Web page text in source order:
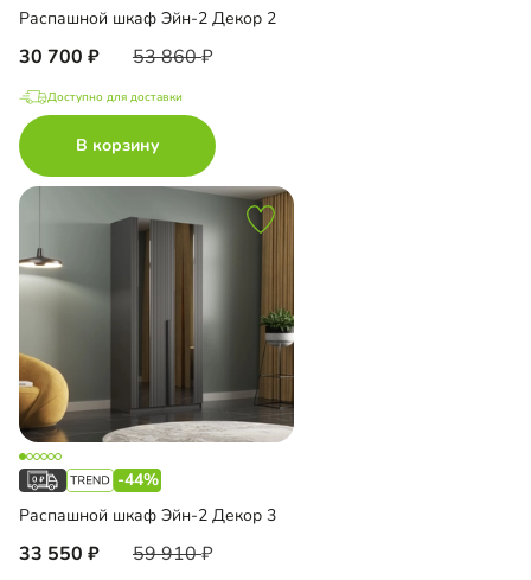
Распашной шкаф Эйн-2 Декор 2
30 700 53 860
Доступно для доставки
В корзину
-44%
Распашной шкаф Эйн-2 Декор 3
33 550 59 910